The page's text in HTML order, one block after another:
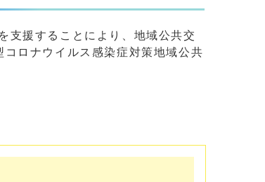
支援することにより、地域公共交
ロナウイルス感染症対策地域公共